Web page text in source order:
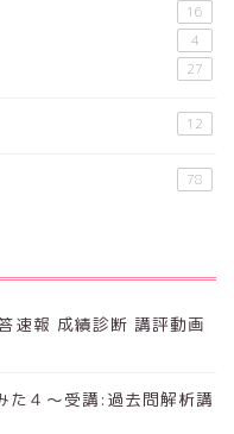
16
4
27
12
78
速報 成績診断 講評動画
た４～受講:過去問解析講